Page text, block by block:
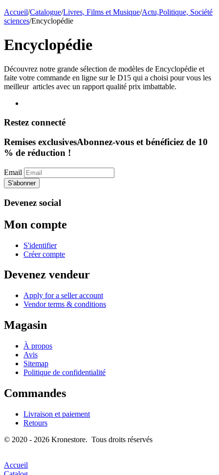
Accueil/Catalogue/Livres, Films et Musique/Actu,Politique, Société
sciences/Encyclopédie
Encyclopédie
Découvrez notre grande sélection de modèles de Encyclopédie et
faite votre commande en ligne sur le D15 qui a choisi pour vous les
meilleur articles avec un rapport qualité prix imbattable.
Restez connecté
Remises exclusivesAbonnez-vous et bénéficiez de 10
% de réduction !
Email
S'abonner
Devenez social
Mon compte
S'identifier
Créer compte
Devenez vendeur
Apply for a seller account
Vendor terms & conditions
Magasin
À propos
Avis
Sitemap
Politique de confidentialité
Commandes
Livraison et paiement
Retours
© 2020 - 2026 Kronestore. Tous droits réservés
Accueil